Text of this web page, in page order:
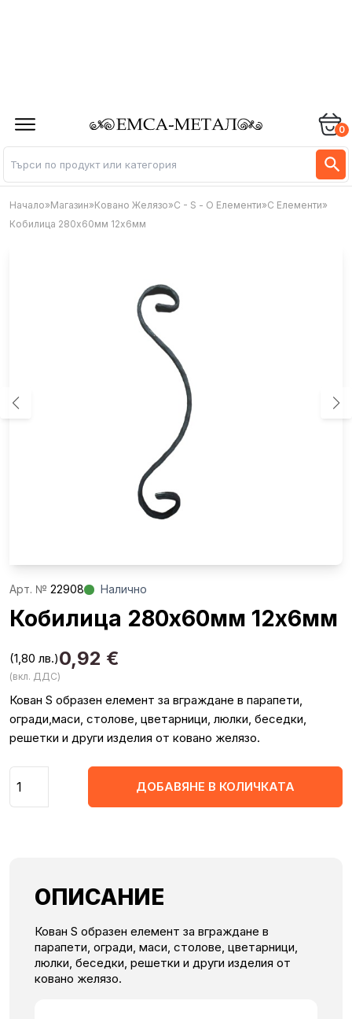
0
Начало»Магазин»Ковано Желязо»C - S - О Елементи»C Елементи»
Кобилица 280х60мм 12х6мм
Aрт. № 22908 Налично
Кобилица 280х60мм 12х6мм
0,92 €
(1,80 лв.)
(вкл. ДДС)
Кован S образен елемент за вграждане в парапети,
огради,маси, столове, цветарници, люлки, беседки,
решетки и други изделия от ковано желязо.
ДОБАВЯНЕ В КОЛИЧКАТА
ОПИСАНИЕ
Кован S образен елемент за вграждане в
парапети, огради, маси, столове, цветарници,
люлки, беседки, решетки и други изделия от
ковано желязо.